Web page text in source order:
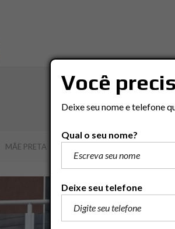
MÃE PRETA
Você
Deixe seu nome e telefone
Qual o seu nome?
Deixe seu telefone